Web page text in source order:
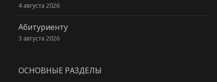
4 августа 2026
Абитуриенту
3 августа 2026
ОСНОВНЫЕ РАЗДЕЛЫ